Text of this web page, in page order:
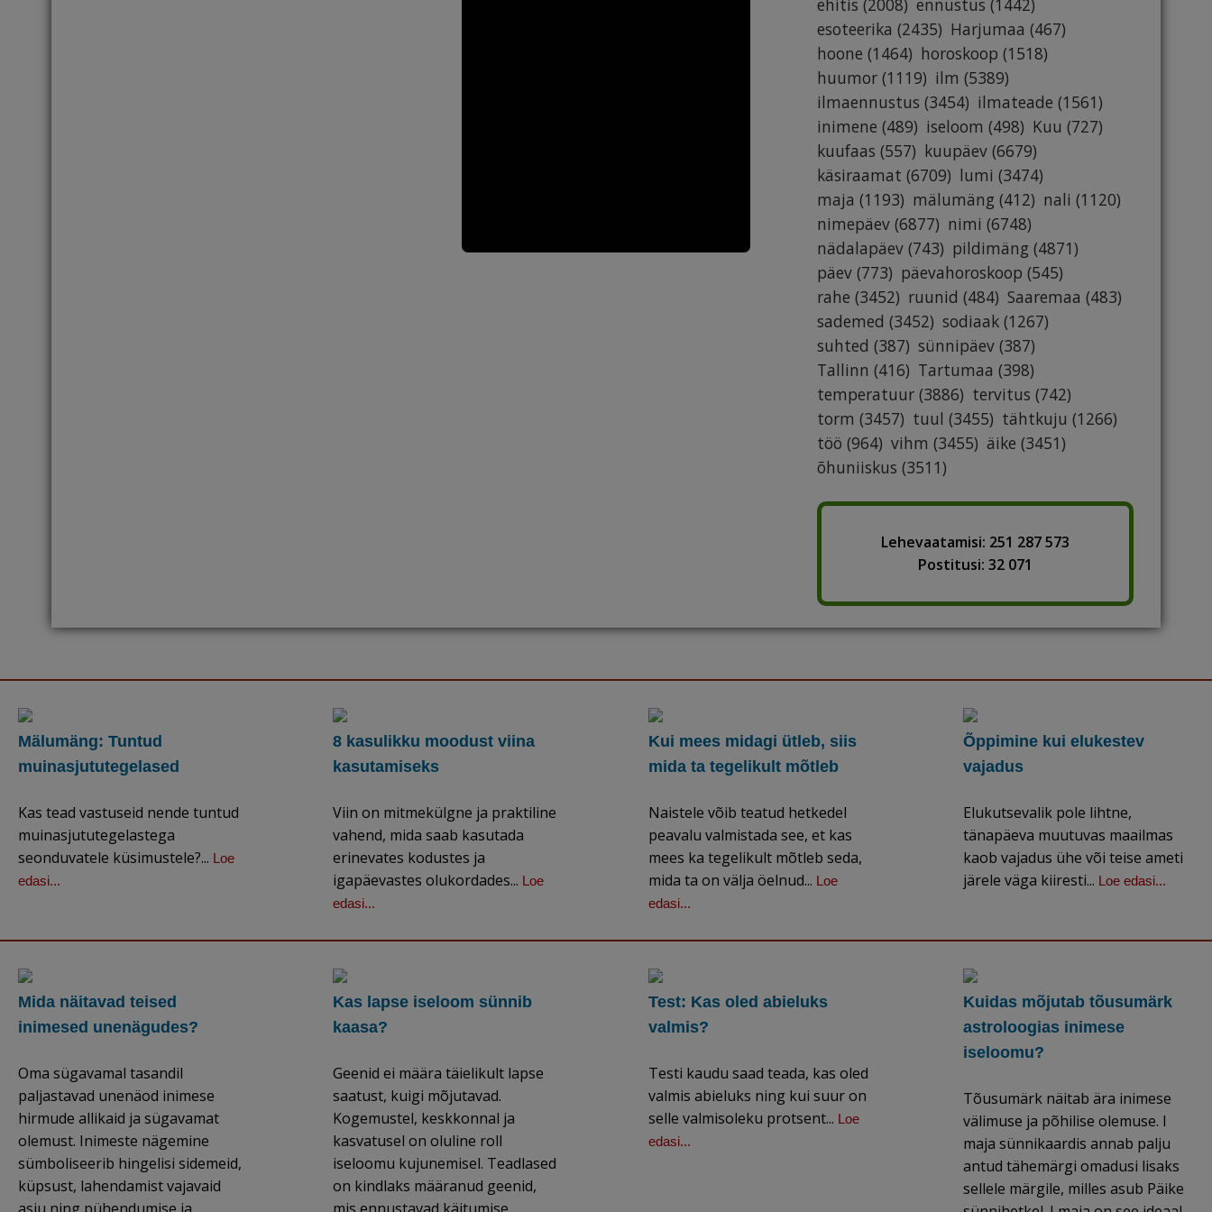
ehitis (2008) ennustus (1442)
esoteerika (2435) Harjumaa (467)
hoone (1464) horoskoop (1518)
huumor (1119) ilm (5389)
ilmaennustus (3454) ilmateade (1561)
inimene (489) iseloom (498) Kuu (727)
kuufaas (557) kuupäev (6679)
käsiraamat (6709) lumi (3474)
maja (1193) mälumäng (412) nali (1120)
nimepäev (6877) nimi (6748)
nädalapäev (743) pildimäng (4871)
päev (773) päevahoroskoop (545)
rahe (3452) ruunid (484) Saaremaa (483)
sademed (3452) sodiaak (1267)
suhted (387) sünnipäev (387)
Tallinn (416) Tartumaa (398)
temperatuur (3886) tervitus (742)
torm (3457) tuul (3455) tähtkuju (1266)
töö (964) vihm (3455) äike (3451)
õhuniiskus (3511)
Lehevaatamisi: 251 287 573
Postitusi: 32 071
Mälumäng: Tuntud
muinasjututegelased
Kas tead vastuseid nende tuntud
muinasjututegelastega
seonduvatele küsimustele?... Loe
edasi...
8 kasulikku moodust viina
kasutamiseks
Viin on mitmekülgne ja praktiline
vahend, mida saab kasutada
erinevates kodustes ja
igapäevastes olukordades... Loe
edasi...
Kui mees midagi ütleb, siis
mida ta tegelikult mõtleb
Naistele võib teatud hetkedel
peavalu valmistada see, et kas
mees ka tegelikult mõtleb seda,
mida ta on välja öelnud... Loe
edasi...
Õppimine kui elukestev
vajadus
Elukutsevalik pole lihtne,
tänapäeva muutuvas maailmas
kaob vajadus ühe või teise ameti
järele väga kiiresti... Loe edasi...
Mida näitavad teised
inimesed unenägudes?
Oma sügavamal tasandil
paljastavad unenäod inimese
hirmude allikaid ja sügavamat
olemust. Inimeste nägemine
sümboliseerib hingelisi sidemeid,
küpsust, lahendamist vajavaid
Kas lapse iseloom sünnib
kaasa?
Geenid ei määra täielikult lapse
saatust, kuigi mõjutavad.
Kogemustel, keskkonnal ja
kasvatusel on oluline roll
iseloomu kujunemisel. Teadlased
on kindlaks määranud geenid,
Test: Kas oled abieluks
valmis?
Testi kaudu saad teada, kas oled
valmis abieluks ning kui suur on
selle valmisoleku protsent... Loe
edasi...
Kuidas mõjutab tõusumärk
astroloogias inimese
iseloomu?
Tõusumärk näitab ära inimese
välimuse ja põhilise olemuse. I
maja sünnikaardis annab palju
antud tähemärgi omadusi lisaks
sellele märgile, milles asub Päike